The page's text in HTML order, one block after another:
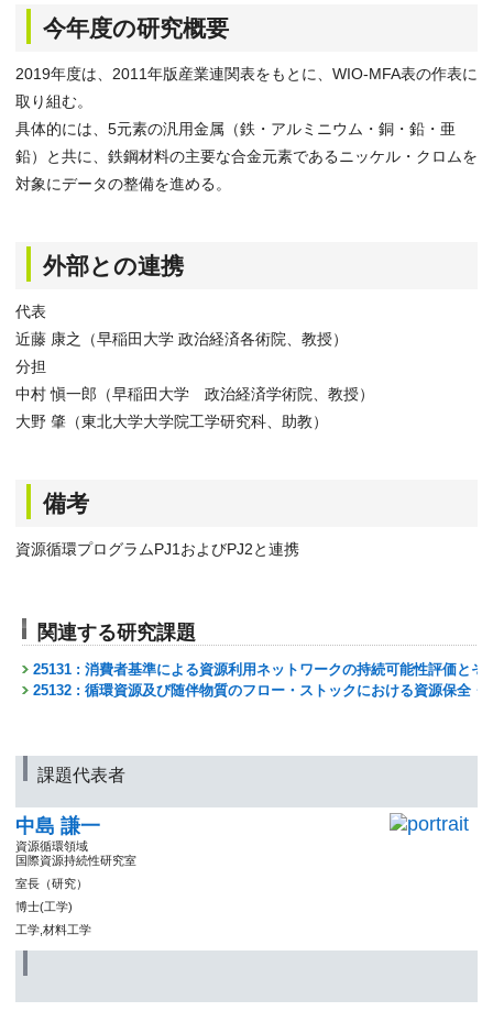
今年度の研究概要
2019年度は、2011年版産業連関表をもとに、WIO-MFA表の作表に
取り組む。
具体的には、5元素の汎用金属（鉄・アルミニウム・銅・鉛・亜
鉛）と共に、鉄鋼材料の主要な合金元素であるニッケル・クロムを
対象にデータの整備を進める。
外部との連携
代表
近藤 康之（早稲田大学 政治経済各術院、教授）
分担
中村 愼一郎（早稲田大学 政治経済学術院、教授）
大野 肇（東北大学大学院工学研究科、助教）
備考
資源循環プログラムPJ1およびPJ2と連携
関連する研究課題
25131 : 消費者基準による資源利用ネットワークの持続可能性評価とそ
25132 : 循環資源及び随伴物質のフロー・ストックにおける資源保全・
課題代表者
中島 謙一
資源循環領域
国際資源持続性研究室
室長（研究）
博士(工学)
工学,材料工学